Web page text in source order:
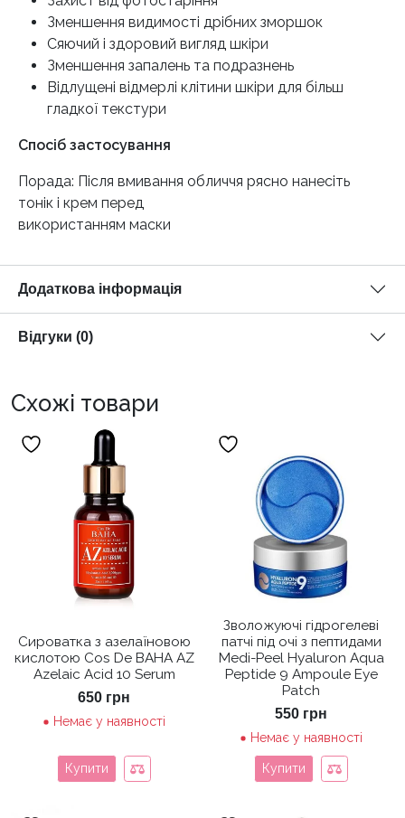
Зменшення видимості дрібних зморшок
Сяючий і здоровий вигляд шкіри
Зменшення запалень та подразнень
Відлущені відмерлі клітини шкіри для більш
гладкої текстури
Спосіб застосування
Порада: Після вмивання обличчя рясно нанесіть
тонік і крем перед
використанням маски
Додаткова інформація
Відгуки (0)
Схожі товари
Сироватка з азелаїновою
кислотою Cos De BAHA AZ
Azelaic Acid 10 Serum
650 грн
Немає у наявності
Купити
Зволожуючі гідрогелеві
патчі під очі з пептидами
Medi-Peel Hyaluron Aqua
Peptide 9 Ampoule Eye
Patch
550 грн
Немає у наявності
Купити